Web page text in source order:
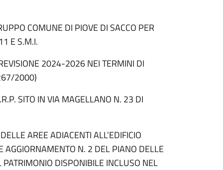
COMUNE DI PIOVE DI SACCO PER
E S.M.I.
2024-2026 NEI TERMINI DI
2000)
SITO IN VIA MAGELLANO N. 23 DI
AREE ADIACENTI ALL’EDIFICIO
N. 2 DEL PIANO DELLE
DISPONIBILE INCLUSO NEL